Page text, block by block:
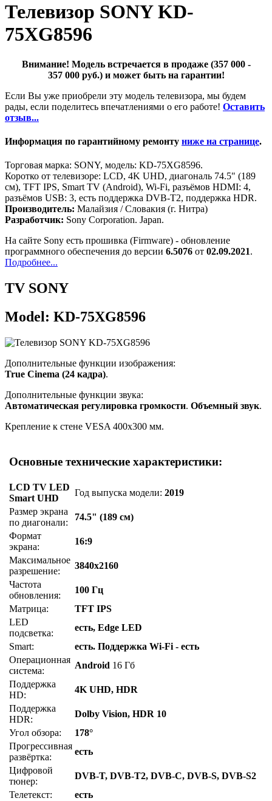
Телевизор SONY KD-
75XG8596
Внимание! Модель встречается в продаже (357 000 -
357 000 руб.) и может быть на гарантии!
Если Вы уже приобрели эту модель телевизора, мы будем
рады, если поделитесь впечатлениями о его работе! Оставить
отзыв...
Информация по гарантийному ремонту ниже на странице.
Торговая марка: SONY, модель: KD-75XG8596.
Коротко от телевизоре: LCD, 4K UHD, диагональ 74.5" (189
см), TFT IPS, Smart TV (Android), Wi-Fi, разъёмов HDMI: 4,
разъёмов USB: 3, есть поддержка DVB-T2, поддержка HDR.
Производитель: Малайзия / Словакия (г. Нитра)
Разработчик: Sony Corporation. Japan.
На сайте Sony есть прошивка (Firmware) - обновление
программного обеспечения до версии 6.5076 от 02.09.2021.
Подробнее...
TV SONY
Model: KD-75XG8596
Дополнительные функции изображения:
True Cinema (24 кадра).
Дополнительные функции звука:
Автоматическая регулировка громкости. Объемный звук.
Крепление к стене VESA 400x300 мм.
Основные технические характеристики:
LCD TV LED
Smart UHD
Год выпуска модели:2019
Размер экрана
по диагонали:
74.5" (189 см)
Формат
экрана:
16:9
Максимальное
разрешение:
3840x2160
Частота
обновления:
100 Гц
Матрица:
TFT IPS
LED
подсветка:
есть, Edge LED
Smart:
есть. Поддержка Wi-Fi - есть
Операционная
система:
Android 16 Гб
Поддержка
HD:
4K UHD, HDR
Поддержка
HDR:
Dolby Vision, HDR 10
Угол обзора:
178°
Прогрессивная
развёртка:
есть
Цифровой
тюнер:
DVB-T, DVB-T2, DVB-C, DVB-S, DVB-S2
Телетекст:
есть